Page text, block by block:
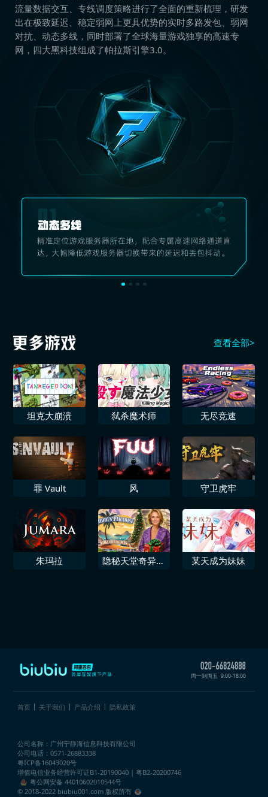
流量数据交互、专线调度策略进行了全面的重新梳理，研发
出在极致延迟、稳定弱网上更具优势的实时多路发包、弱网
对抗、动态多线，同时部署了全球海量游戏独享的高速专
网，四大黑科技组成了帕拉斯引擎3.0。
查看全部>
坦克大崩溃 弑杀魔术师 无尽竞速
罪 Vault 风 守卫虎牢
朱玛拉
隐秘天堂奇异果
某天成为妹妹
周一到周五 9:00-18:00
首页 关于我们 产品介绍 隐私政策
公司名称：广州宁静海信息科技有限公司
公司电话：0571-26883338
粤ICP备16043020号
增值电信业务经营许可证B1-20190040 | 粤B2-20200746
粤公网安备 44010602010544号
© 2018-2022 biubiu001.com 版权所有